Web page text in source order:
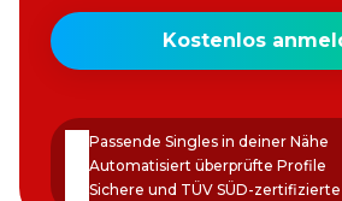
Meine
E-
erstellen
Kostenlos
Passende Singles in deiner Nähe
Automatisiert überprüfte Profile
Sichere und TÜV SÜD-